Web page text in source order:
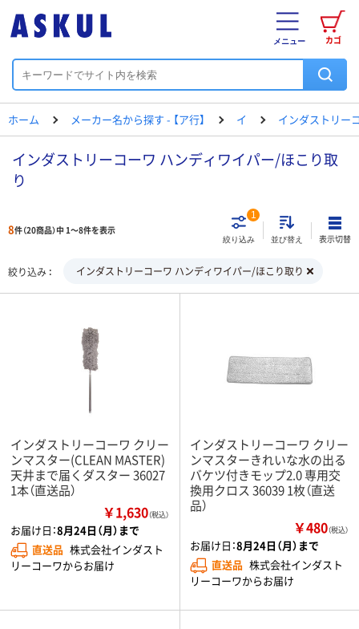
カゴ
メニュー
ホーム メーカー名から探す - 【ア行】 イ インダストリー
インダストリーコーワ ハンディワイパー/ほこり取
り
8件（20商品）中 1～8件を表示
絞り込み
1
並び替え 表示切替
絞り込み インダストリーコーワ ハンディワイパー/ほこり取り
インダストリーコーワ クリー
ンマスター(CLEAN MASTER)
天井まで届くダスター 36027
1本（直送品）
￥1,630（税込）
お届け日：8月24日（月）まで
直送品 株式会社インダスト
リーコーワからお届け
インダストリーコーワ クリー
ンマスターきれいな水の出る
バケツ付きモップ2.0 専用交
換用クロス 36039 1枚（直送
品）
￥480（税込）
お届け日：8月24日（月）まで
直送品 株式会社インダスト
リーコーワからお届け